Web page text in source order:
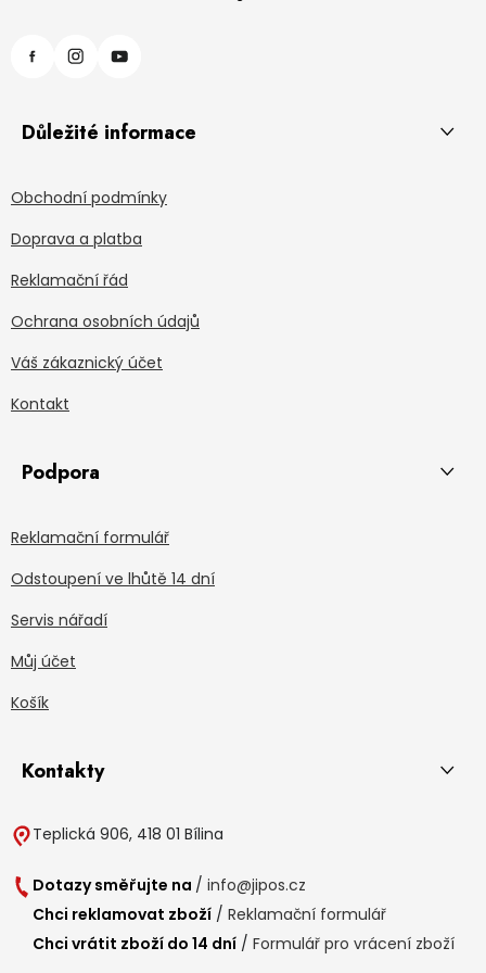
Důležité informace
Obchodní podmínky
Doprava a platba
Reklamační řád
Ochrana osobních údajů
Váš zákaznický účet
Kontakt
Podpora
Reklamační formulář
Odstoupení ve lhůtě 14 dní
Servis nářadí
Můj účet
Košík
Kontakty
Teplická 906, 418 01 Bílina
Dotazy směřujte na / info@jipos.cz
Chci reklamovat zboží / Reklamační formulář
Chci vrátit zboží do 14 dní / Formulář pro vrácení zboží